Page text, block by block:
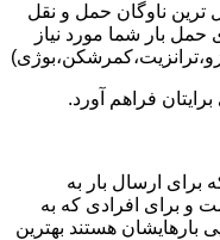
ترین ناوگان حمل و نقل
بار شما مورد نیاز
برایتان فراهم آورد.
برای ارسال بار به
و برای افرادی که به
بارهایشان هستند بهترین